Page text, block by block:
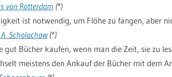
von Rotterdam(*)
ist notwendig, um Flöhe zu fangen, aber
Scholochow(*)
gut Bücher kaufen, wenn man die Zeit, sie zu
meistens den Ankauf der Bücher mit dem